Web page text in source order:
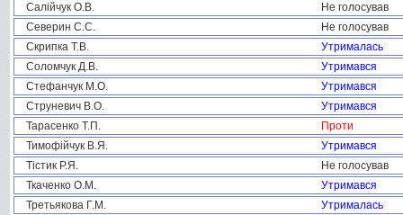
Салійчук О.В.
Не голосував
Северин С.С.
Не голосував
Скрипка Т.В.
Утрималась
Соломчук Д.В.
Утримався
Стефанчук М.О.
Утримався
Струневич В.О.
Утримався
Тарасенко Т.П.
Проти
Тимофійчук В.Я.
Утримався
Тістик Р.Я.
Не голосував
Ткаченко О.М.
Утримався
Третьякова Г.М.
Утрималась